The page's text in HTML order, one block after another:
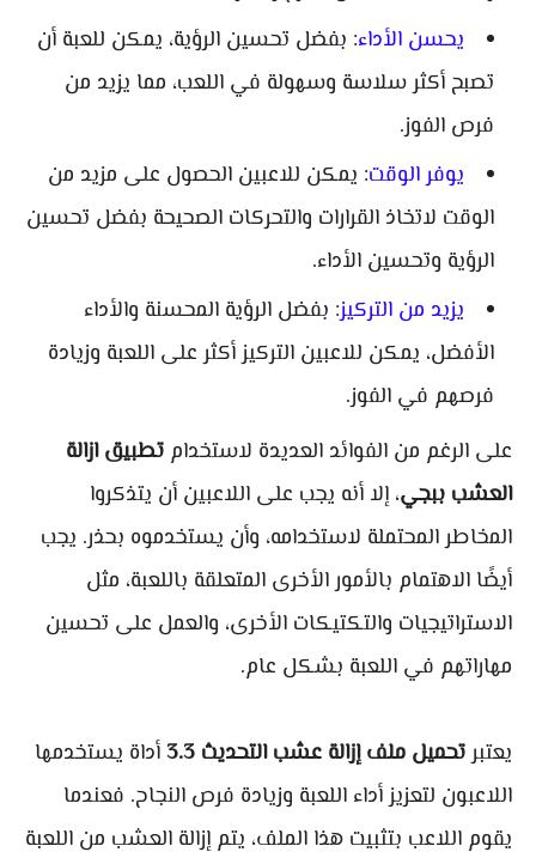
يحسن الأداء: بفضل تحسين الرؤية، يمكن للعبة أن
تصبح أكثر سلاسة وسهولة في اللعب، مما يزيد من
فرص الفوز.
يوفر الوقت: يمكن للاعبين الحصول على مزيد من
الوقت لاتخاذ القرارات والتحركات الصحيحة بفضل تحسين
الرؤية وتحسين الأداء.
يزيد من التركيز: بفضل الرؤية المحسنة والأداء
الأفضل، يمكن للاعبين التركيز أكثر على اللعبة وزيادة
فرصهم في الفوز.
على الرغم من الفوائد العديدة لاستخدام تطبيق ازالة
العشب ببجي، إلا أنه يجب على اللاعبين أن يتذكروا
المخاطر المحتملة لاستخدامه، وأن يستخدموه بحذر. يجب
أيضًا الاهتمام بالأمور الأخرى المتعلقة باللعبة، مثل
الاستراتيجيات والتكتيكات الأخرى، والعمل على تحسين
مهاراتهم في اللعبة بشكل عام.
يعتبرتحميل ملف إزالة عشب التحديث 3.3
أداة يستخدمها
اللاعبون لتعزيز أداء اللعبة وزيادة فرص النجاح. فعندما
يقوم اللاعب بتثبيت هذا الملف، يتم إزالة العشب من اللعبة